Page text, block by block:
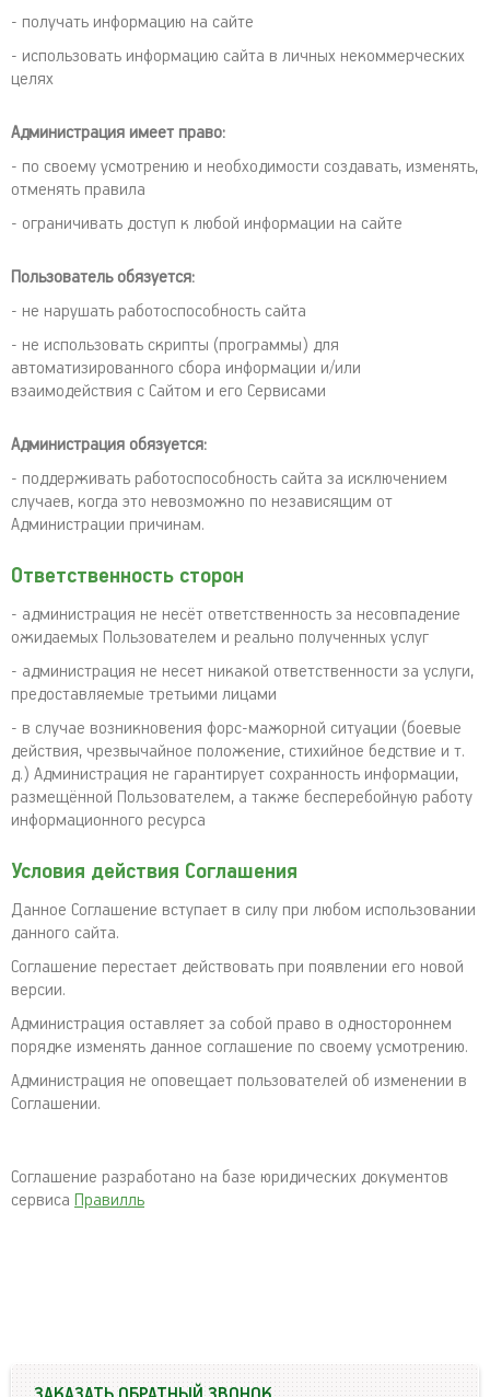
- получать информацию на сайте
- использовать информацию сайта в личных некоммерческих
целях
Администрация имеет право:
- по своему усмотрению и необходимости создавать, изменять,
отменять правила
- ограничивать доступ к любой информации на сайте
Пользователь обязуется:
- не нарушать работоспособность сайта
- не использовать скрипты (программы) для
автоматизированного сбора информации и/или
взаимодействия с Сайтом и его Сервисами
Администрация обязуется:
- поддерживать работоспособность сайта за исключением
случаев, когда это невозможно по независящим от
Администрации причинам.
Ответственность сторон
- администрация не несёт ответственность за несовпадение
ожидаемых Пользователем и реально полученных услуг
- администрация не несет никакой ответственности за услуги,
предоставляемые третьими лицами
- в случае возникновения форс-мажорной ситуации (боевые
действия, чрезвычайное положение, стихийное бедствие и т.
д.) Администрация не гарантирует сохранность информации,
размещённой Пользователем, а также бесперебойную работу
информационного ресурса
Условия действия Соглашения
Данное Соглашение вступает в силу при любом использовании
данного сайта.
Соглашение перестает действовать при появлении его новой
версии.
Администрация оставляет за собой право в одностороннем
порядке изменять данное соглашение по своему усмотрению.
Администрация не оповещает пользователей об изменении в
Соглашении.
Соглашение разработано на базе юридических документов
сервиса Правилль